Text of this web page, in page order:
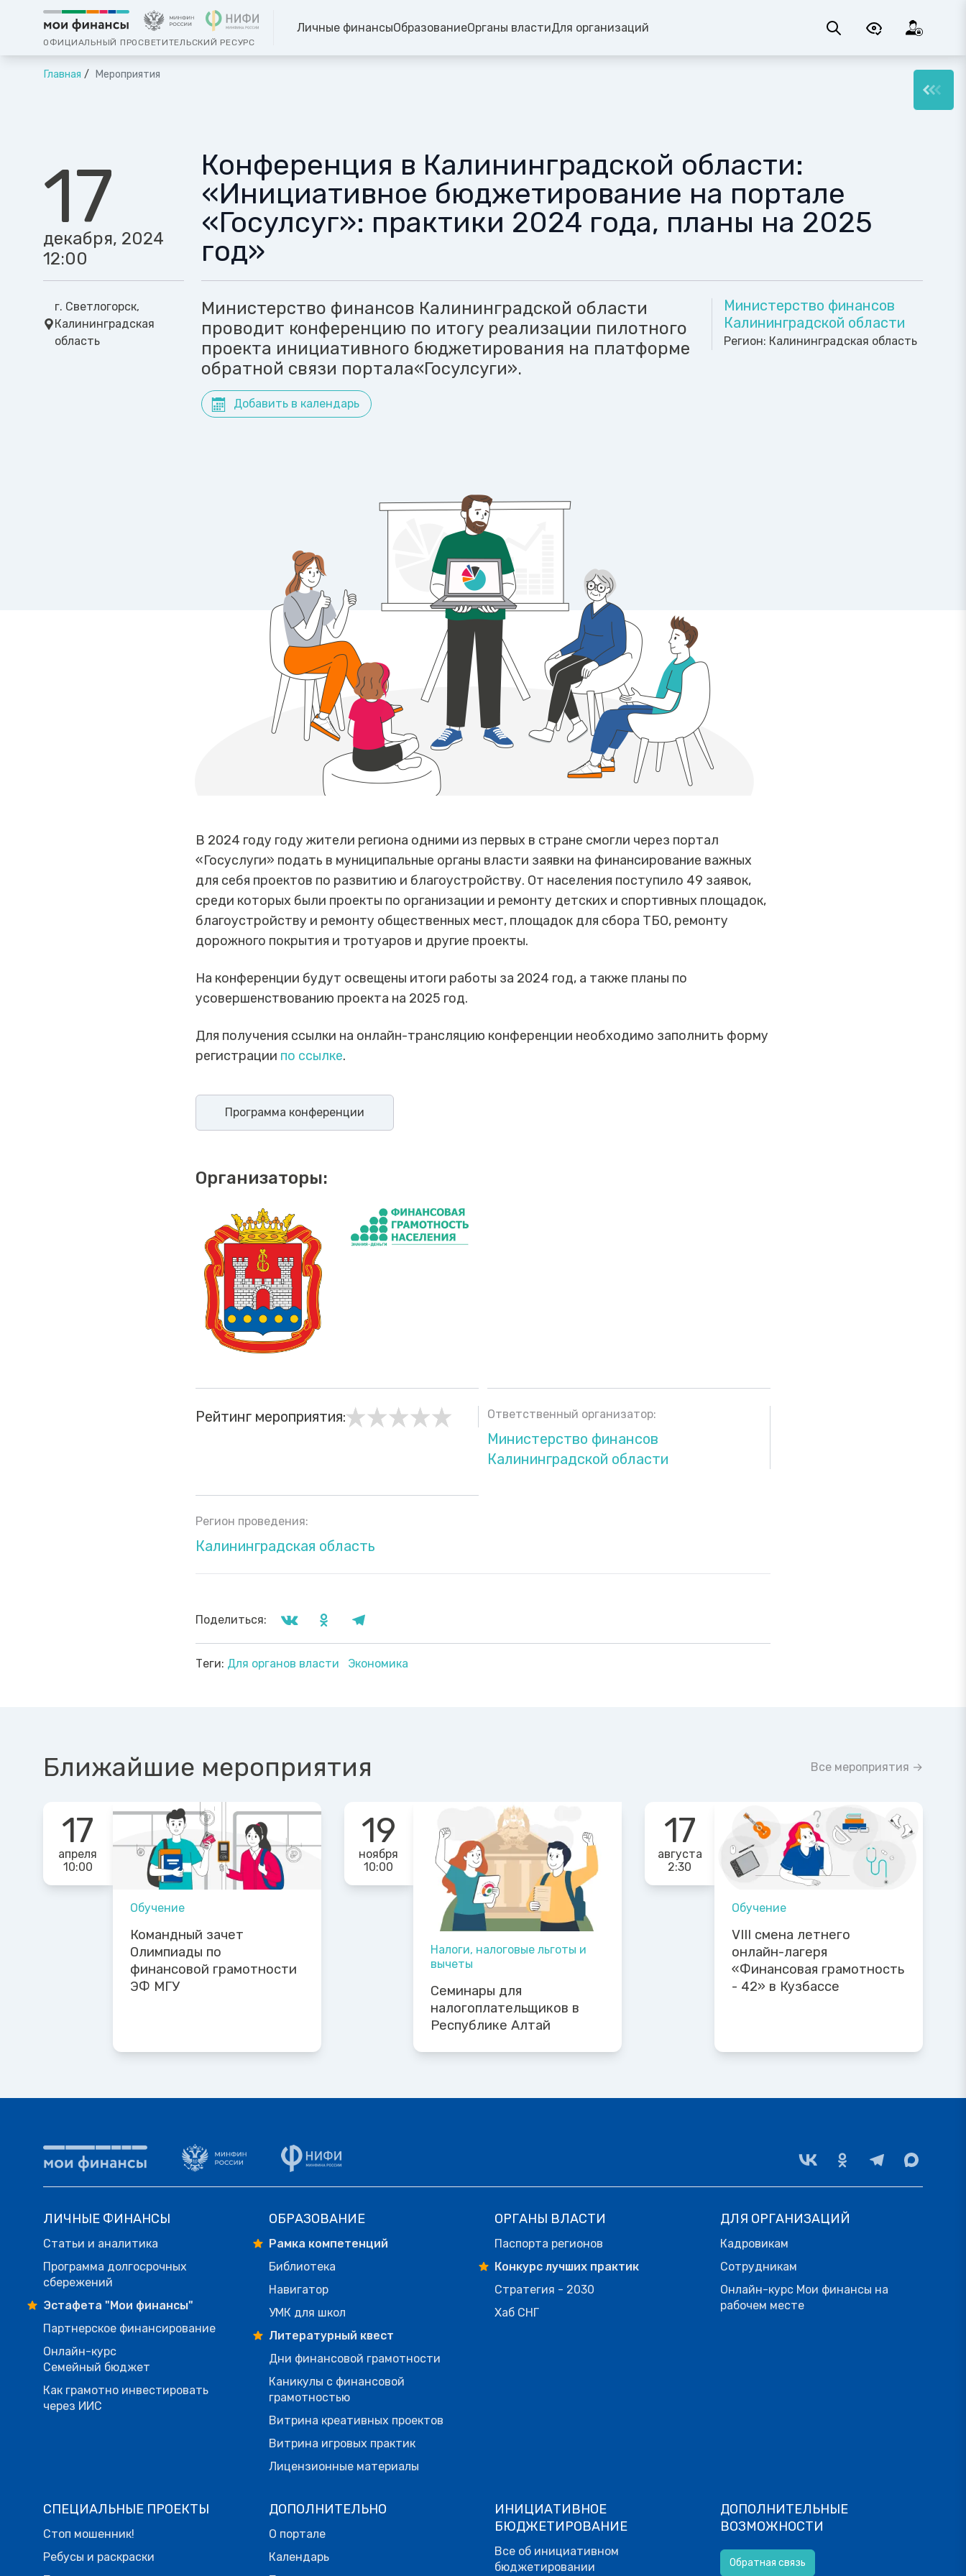
ОФИЦИАЛЬНЫЙ ПРОСВЕТИТЕЛЬСКИЙ РЕСУРС
Личные финансыОбразованиеОрганы властиДля организаций
Главная Мероприятия
17
декабря, 2024
12:00
г. Светлогорск,
Калининградская
область
Конференция в Калининградской области:
«Инициативное бюджетирование на портале
«Госулсуг»: практики 2024 года, планы на 2025
год»
Министерство финансов Калининградской области
проводит конференцию по итогу реализации пилотного
проекта инициативного бюджетирования на платформе
обратной связи портала«Госулсуги».
Добавить в календарь
Министерство финансов
Калининградской области
Регион: Калининградская область
В 2024 году году жители региона одними из первых в стране смогли через портал
«Госуслуги» подать в муниципальные органы власти заявки на финансирование важных
для себя проектов по развитию и благоустройству. От населения поступило 49 заявок,
среди которых были проекты по организации и ремонту детских и спортивных площадок,
благоустройству и ремонту общественных мест, площадок для сбора ТБО, ремонту
дорожного покрытия и тротуаров и другие проекты.
На конференции будут освещены итоги работы за 2024 год, а также планы по
усовершенствованию проекта на 2025 год.
Для получения ссылки на онлайн-трансляцию конференции необходимо заполнить форму
регистрации по ссылке.
Программа конференции
Организаторы:
Рейтинг мероприятия: Ответственный организатор:
Министерство финансов
Калининградской области
Регион проведения:
Калининградская область
Поделиться:
Теги: Для органов власти Экономика
Ближайшие мероприятия Все мероприятия →
17
апреля
10:00
Обучение
Командный зачет
Олимпиады по
финансовой грамотности
ЭФ МГУ
19
ноября
10:00
Налоги, налоговые льготы и
вычеты
Семинары для
налогоплательщиков в
Республике Алтай
17
августа
2:30
Обучение
VIII смена летнего
онлайн-лагеря
«Финансовая грамотность
- 42» в Кузбассе
ЛИЧНЫЕ ФИНАНСЫ
Статьи и аналитика
Программа долгосрочных
сбережений
Эстафета "Мои финансы"
Партнерское финансирование
Онлайн-курс
Семейный бюджет
Как грамотно инвестировать
через ИИС
ОБРАЗОВАНИЕ
Рамка компетенций
Библиотека
Навигатор
УМК для школ
Литературный квест
Дни финансовой грамотности
Каникулы с финансовой
грамотностью
Витрина креативных проектов
Витрина игровых практик
Лицензионные материалы
ОРГАНЫ ВЛАСТИ
Паспорта регионов
Конкурс лучших практик
Стратегия - 2030
Хаб СНГ
ДЛЯ ОРГАНИЗАЦИЙ
Кадровикам
Сотрудникам
Онлайн-курс Мои финансы на
рабочем месте
СПЕЦИАЛЬНЫЕ ПРОЕКТЫ
Стоп мошенник!
Ребусы и раскраски
ДОПОЛНИТЕЛЬНО
О портале
Календарь
ИНИЦИАТИВНОЕ
БЮДЖЕТИРОВАНИЕ
Все об инициативном
бюджетировании
ДОПОЛНИТЕЛЬНЫЕ
ВОЗМОЖНОСТИ
Обратная связь